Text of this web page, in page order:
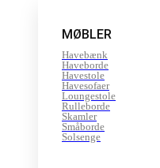
MØBLER
Havebænk
Haveborde
Havestole
Havesofaer
Loungestole
Rulleborde
Skamler
Småborde
Solsenge